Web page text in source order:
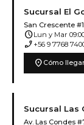
Sucursal El
San Crescente
scheduleLun y Mar
phone_enabled +56 9 7768
location_on Cómo llegar
Sucursal Las
Av. Las Condes